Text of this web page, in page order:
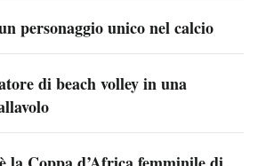
personaggio unico nel calcio
di beach volley in una